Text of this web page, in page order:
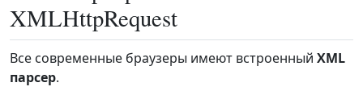
XMLHttpRequest
Все современные браузеры имеют встроенный XML
парсер.